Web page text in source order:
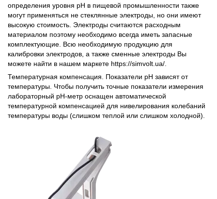
определения уровня рН в пищевой промышленности также
могут применяться не стеклянные электроды, но они имеют
высокую стоимость. Электроды считаются расходным
материалом поэтому необходимо всегда иметь запасные
комплектующие. Всю необходимую продукцию для
калибровки электродов, а также сменные электроды Вы
можете найти в нашем маркете https://simvolt.ua/.
Температурная компенсация. Показатели рН зависят от
температуры. Чтобы получить точные показатели измерения
лабораторный рН-метр оснащен автоматической
температурной компенсацией для нивелирования колебаний
температуры воды (слишком теплой или слишком холодной).